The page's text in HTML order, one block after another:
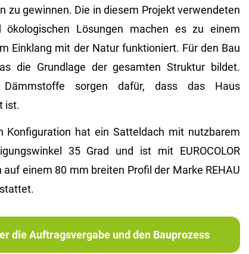
zu gewinnen. Die in diesem Projekt verwendeten
ökologischen Lösungen machen es zu einem
Einklang mit der Natur funktioniert. Für den Bau
die Grundlage der gesamten Struktur bildet.
Dämmstoffe sorgen dafür, dass das Haus
ist.
Konfiguration hat ein Satteldach mit nutzbarem
35 Grad und ist mit EUROCOLOR
auf einem 80 mm breiten Profil der Marke REHAU
die Auftragsvergabe und den Bauprozess